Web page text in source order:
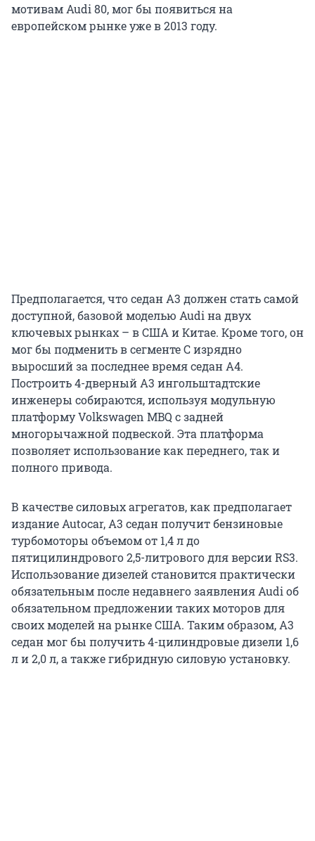
мотивам Audi 80, мог бы появиться на
европейском рынке уже в 2013 году.
Предполагается, что седан А3 должен стать самой
доступной, базовой моделью Audi на двух
ключевых рынках – в США и Китае. Кроме того, он
мог бы подменить в сегменте С изрядно
выросший за последнее время седан А4.
Построить 4-дверный А3 ингольштадтские
инженеры собираются, используя модульную
платформу Volkswagen MBQ с задней
многорычажной подвеской. Эта платформа
позволяет использование как переднего, так и
полного привода.
В качестве силовых агрегатов, как предполагает
издание Autocar, А3 седан получит бензиновые
турбомоторы объемом от 1,4 л до
пятицилиндрового 2,5-литрового для версии RS3.
Использование дизелей становится практически
обязательным после недавнего заявления Audi об
обязательном предложении таких моторов для
своих моделей на рынке США. Таким образом, А3
седан мог бы получить 4-цилиндровые дизели 1,6
л и 2,0 л, а также гибридную силовую установку.